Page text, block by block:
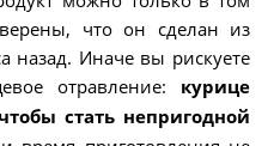
что он сделан из
назад. Иначе вы рискуете
отравление: курице
стать непригодной